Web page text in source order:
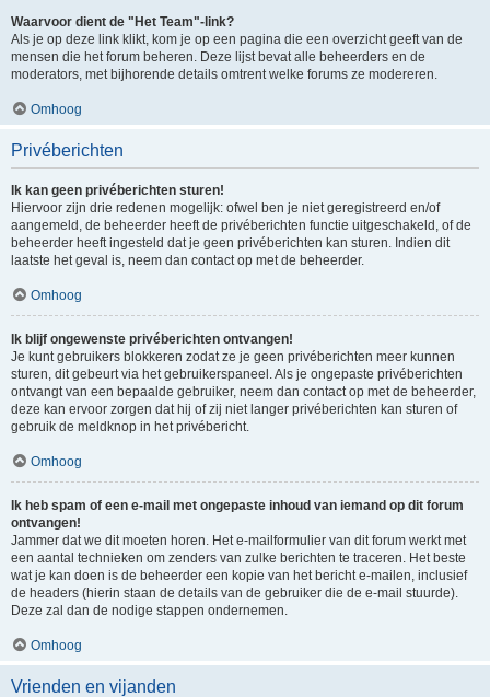
Waarvoor dient de "Het Team"-link?
Als je op deze link klikt, kom je op een pagina die een overzicht geeft van de
mensen die het forum beheren. Deze lijst bevat alle beheerders en de
moderators, met bijhorende details omtrent welke forums ze modereren.
Omhoog
Privéberichten
Ik kan geen privéberichten sturen!
Hiervoor zijn drie redenen mogelijk: ofwel ben je niet geregistreerd en/of
aangemeld, de beheerder heeft de privéberichten functie uitgeschakeld, of de
beheerder heeft ingesteld dat je geen privéberichten kan sturen. Indien dit
laatste het geval is, neem dan contact op met de beheerder.
Omhoog
Ik blijf ongewenste privéberichten ontvangen!
Je kunt gebruikers blokkeren zodat ze je geen privéberichten meer kunnen
sturen, dit gebeurt via het gebruikerspaneel. Als je ongepaste privéberichten
ontvangt van een bepaalde gebruiker, neem dan contact op met de beheerder,
deze kan ervoor zorgen dat hij of zij niet langer privéberichten kan sturen of
gebruik de meldknop in het privébericht.
Omhoog
Ik heb spam of een e-mail met ongepaste inhoud van iemand op dit forum
ontvangen!
Jammer dat we dit moeten horen. Het e-mailformulier van dit forum werkt met
een aantal technieken om zenders van zulke berichten te traceren. Het beste
wat je kan doen is de beheerder een kopie van het bericht e-mailen, inclusief
de headers (hierin staan de details van de gebruiker die de e-mail stuurde).
Deze zal dan de nodige stappen ondernemen.
Omhoog
Vrienden en vijanden